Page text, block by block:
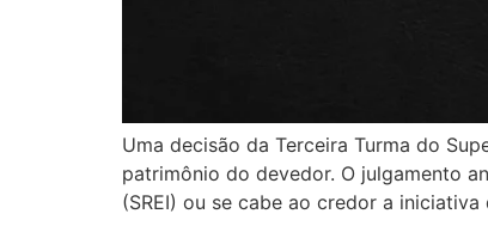
Uma decisão da Terceira Turma do
patrimônio do devedor. O julgamento
(SREI) ou se cabe ao credor a